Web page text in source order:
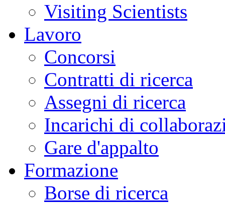
Visiting Scientists
Lavoro
Concorsi
Contratti di ricerca
Assegni di ricerca
Incarichi di
Gare d'appalto
Formazione
Borse di ricerca